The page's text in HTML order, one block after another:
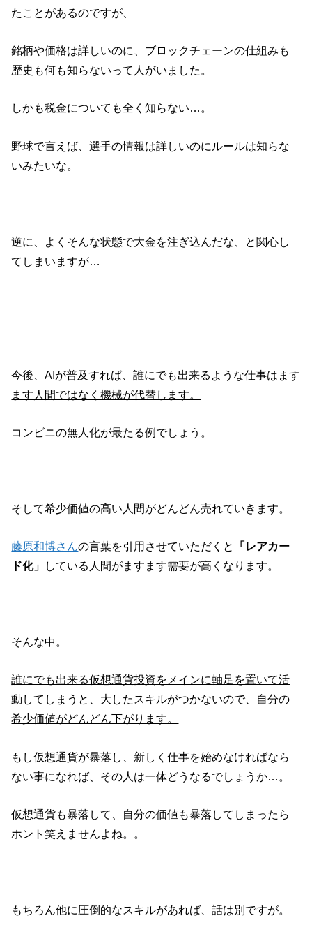
たことがあるのですが、
銘柄や価格は詳しいのに、ブロックチェーンの仕組みも
歴史も何も知らないって人がいました。
しかも税金についても全く知らない…。
野球で言えば、選手の情報は詳しいのにルールは知らな
いみたいな。
逆に、よくそんな状態で大金を注ぎ込んだな、と関心し
てしまいますが…
今後、AIが普及すれば、誰にでも出来るような仕事はます
ます人間ではなく機械が代替します。
コンビニの無人化が最たる例でしょう。
そして希少価値の高い人間がどんどん売れていきます。
藤原和博さんの言葉を引用させていただくと
「レアカー
ド化」
している人間がますます需要が高くなります。
そんな中。
誰にでも出来る仮想通貨投資をメインに軸足を置いて活
動してしまうと、大したスキルがつかないので、自分の
希少価値がどんどん下がります。
もし仮想通貨が暴落し、新しく仕事を始めなければなら
ない事になれば、その人は一体どうなるでしょうか…。
仮想通貨も暴落して、自分の価値も暴落してしまったら
ホント笑えませんよね。。
もちろん他に圧倒的なスキルがあれば、話は別ですが。